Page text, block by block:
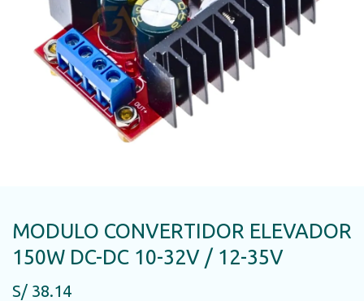
MODULO CONVERTIDOR ELEVADOR
150W DC-DC 10-32V / 12-35V
S/ 38.14